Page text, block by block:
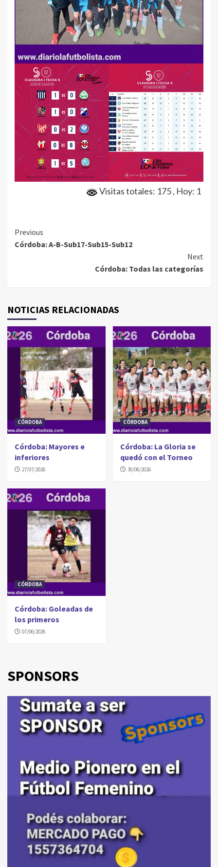
Visitas totales: 175, Hoy: 1
Continue
Reading
Previous
Córdoba: A-B-Sub17-Sub15-Sub12
Next
Córdoba: Todas las categorías
NOTICIAS RELACIONADAS
CÓRDOBA
Córdoba: Mayores e
inferiores
27/07/2026
CÓRDOBA
Córdoba: La Gloria se
quedó con el Torneo
30/06/2026
CÓRDOBA
Córdoba: Goleadas de
los primeros
07/06/2026
SPONSORS